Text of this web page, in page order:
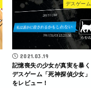
デスゲーム
2021.03.19
記憶喪失の少女が真実を暴く
デスゲーム「死神探偵少女」
をレビュー！